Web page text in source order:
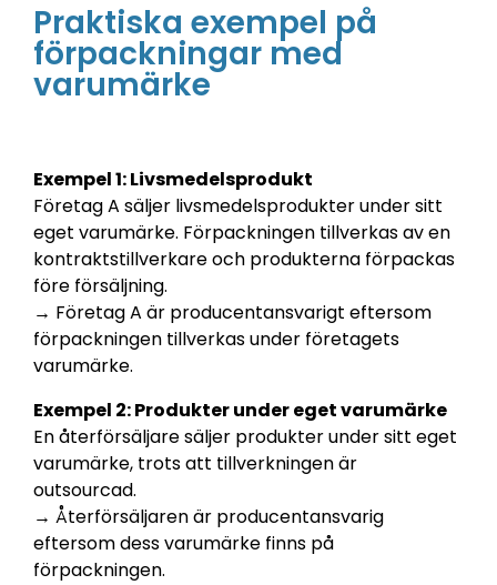
Praktiska exempel på
förpackningar med
varumärke
Exempel 1: Livsmedelsprodukt
Företag A säljer livsmedelsprodukter under sitt
eget varumärke. Förpackningen tillverkas av en
kontraktstillverkare och produkterna förpackas
före försäljning.
→ Företag A är producentansvarigt eftersom
förpackningen tillverkas under företagets
varumärke.
Exempel 2: Produkter under eget varumärke
En återförsäljare säljer produkter under sitt eget
varumärke, trots att tillverkningen är
outsourcad.
→ Återförsäljaren är producentansvarig
eftersom dess varumärke finns på
förpackningen.